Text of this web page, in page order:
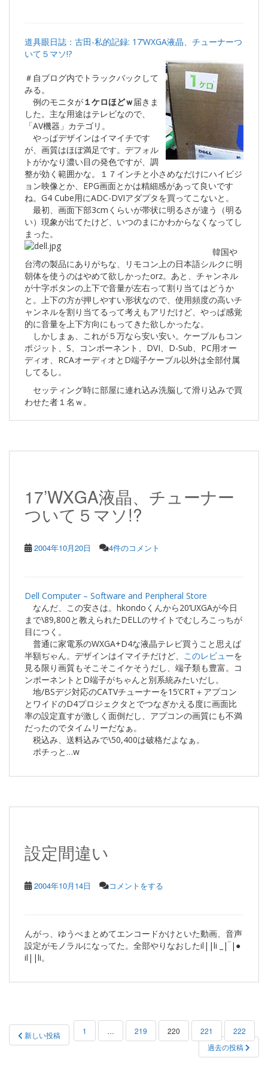
道具眼日誌：古田-私的記録: 17’WXGA液晶、チューナーつ
いて５マソ!?
＃自ブログ内でトラックバックして
みる。
例のモニタが１ケロほどｗ届きま
した。主な用途はテレビなので、
「AV機器」カテゴリ。
やっぱデザインはイマイチです
が、画質はほぼ満足です。デフォル
トがかなり濃い目の発色ですが、調
整が効く範囲かな。１７インチと小さめなだけにハイビジ
ョン映像とか、EPG画面とかは精細感があって良いです
ね。G4 Cube用にADC-DVIアダプタを買ってこないと。
最初、画面下部3cmくらいが帯状に明るさが違う（明る
い）現象が出てたけど、いつのまにかわからなくなってし
まった。
韓国や
台湾の製品にありがちな、リモコン上の日本語シルクに明
朝体を使うのはやめて欲しかったorz。あと、チャンネル
が十字ボタンの上下で音量が左右って割り当てはどうか
と。上下の方が押しやすい形状なので、使用頻度の高いチ
ャンネルを割り当てるって考えもアリだけど、やっぱ感覚
的に音量を上下方向にもってきた欲しかったな。
しかしまぁ、これが５万なら安い安い。ケーブルもコン
ポジット、S、コンポーネント、DVI、D-Sub、PC用オー
ディオ、RCAオーディオとD端子ケーブル以外は全部付属
してるし。
セッティング時に部屋に連れ込み洗脳して滑り込みで買
わせた者１名ｗ。
17’WXGA液晶、チューナー
ついて５マソ!?
2004年10月20日 4件のコメント
Dell Computer – Software and Peripheral Store
なんだ、この安さは。hkondoくんから20’UXGAが今日
まで\89,800と教えられたDELLのサイトでむしろこっちが
目につく。
普通に家電系のWXGA+D4な液晶テレビ買うこと思えば
半額ぢゃん。デザインはイマイチだけど、 このレビューを
見る限り画質もそこそこイケそうだし、端子類も豊富。コ
ンポーネントとD端子がちゃんと別系統みたいだし。
地/BSデジ対応のCATVチューナーを15’CRT＋アプコン
とワイドのD4プロジェクタとでつなぎかえる度に画面比
率の設定直すが激しく面倒だし、アプコンの画質にも不満
だったのでタイムリーだなぁ。
税込み、送料込みで\50,400は破格だよなぁ。
ポチっと…w
設定間違い
2004年10月14日 コメントをする
んがっ、ゆうべまとめてエンコードかけといた動画、音声
設定がモノラルになってた。全部やりなおしたil||li _|‾|●
il||li。
投
稿
新しい投稿 1 … 219 220 221
222
過去の投稿